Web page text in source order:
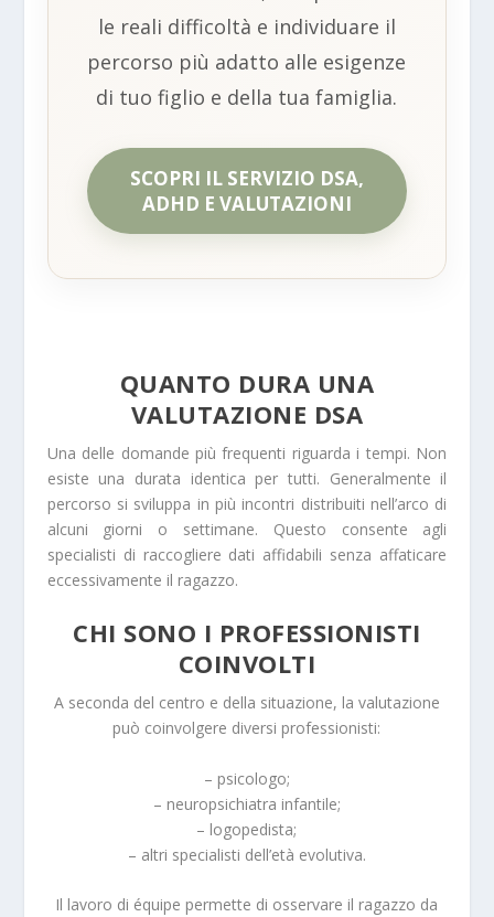
le reali difficoltà e individuare il
percorso più adatto alle esigenze
di tuo figlio e della tua famiglia.
SCOPRI IL SERVIZIO DSA,
ADHD E VALUTAZIONI
QUANTO DURA UNA
VALUTAZIONE DSA
Una delle domande più frequenti riguarda i tempi. Non
esiste una durata identica per tutti. Generalmente il
percorso si sviluppa in più incontri distribuiti nell’arco di
alcuni giorni o settimane. Questo consente agli
specialisti di raccogliere dati affidabili senza affaticare
eccessivamente il ragazzo.
CHI SONO I PROFESSIONISTI
COINVOLTI
A seconda del centro e della situazione, la valutazione
può coinvolgere diversi professionisti:
– psicologo;
– neuropsichiatra infantile;
– logopedista;
– altri specialisti dell’età evolutiva.
Il lavoro di équipe permette di osservare il ragazzo da